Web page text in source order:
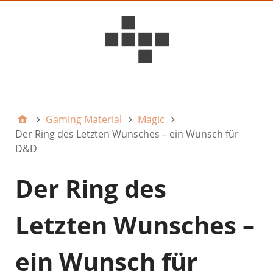
Gaming Material
Magic
Der Ring des Letzten Wunsches – ein Wunsch für
D&D
Der Ring des
Letzten Wunsches –
ein Wunsch für